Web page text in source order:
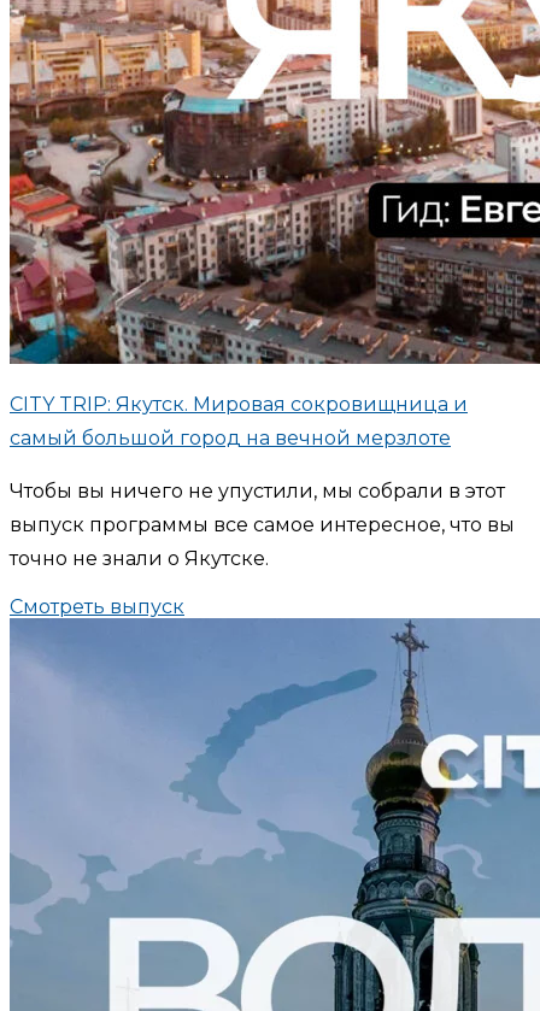
CITY TRIP: Якутск. Мировая сокровищница и
самый большой город на вечной мерзлоте
Чтобы вы ничего не упустили, мы собрали в этот
выпуск программы все самое интересное, что вы
точно не знали о Якутске.
Смотреть выпуск